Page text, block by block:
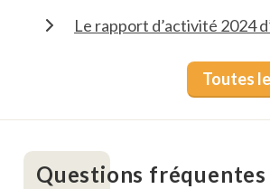
Le rapport d’activité 2024
Toutes
Questions fréquentes